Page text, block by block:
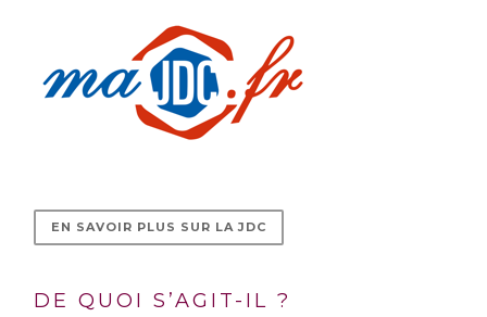
EN SAVOIR PLUS SUR LA JDC
DE QUOI S’AGIT-IL ?